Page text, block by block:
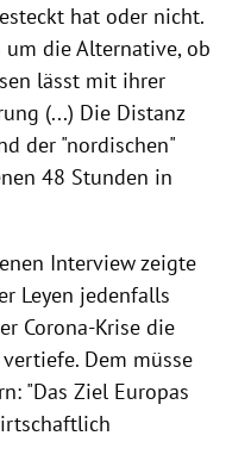
hat oder nicht.
um die Alternative, ob
lässt mit ihrer
(...) Die Distanz
der "nordischen"
48 Stunden in
Interview zeigte
Leyen jedenfalls
Corona-Krise die
vertiefe. Dem müsse
"Das Ziel Europas